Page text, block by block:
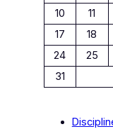
10
11
17
18
24
25
31